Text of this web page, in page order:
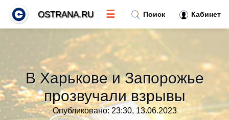
В Харькове и Запорожье
прозвучали взрывы
Опубликовано: 23:30, 13.06.2023
Поиск Кабинет
OSTRANA.RU ☰
Тренды новостей»
Рубрики»